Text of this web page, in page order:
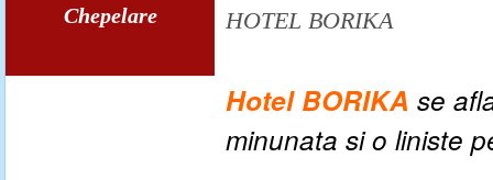
Chepelare
HOTEL BORIKA
Hotel BORIKA se
minunata si o liniste